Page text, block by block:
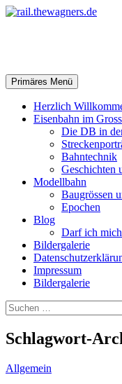
Zum
Suchen
Primäres Menü
Herzlich
Eisenbahn im
Die DB in
Bahntechnik
Geschichten
Modellbahn
Baugrössen
Epochen
Blog
Darf ich
Bildergalerie
Impressum
Bildergalerie
Suchen
nach:
Schlagwort-
Allgemein